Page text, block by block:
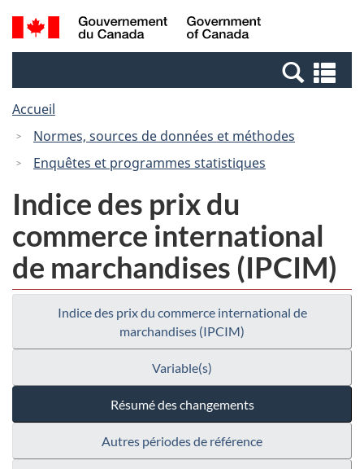
Passer
au
Passer
au
Passer
à
Canada
Recherche
et
et
Accueil
Normes, sources de données et méthodes
Enquêtes et programmes statistiques
Indice des prix du
commerce international
de marchandises (IPCIM)
Indice des prix du commerce international de
marchandises (IPCIM)
Variable(s)
Résumé des changements
Autres périodes de référence